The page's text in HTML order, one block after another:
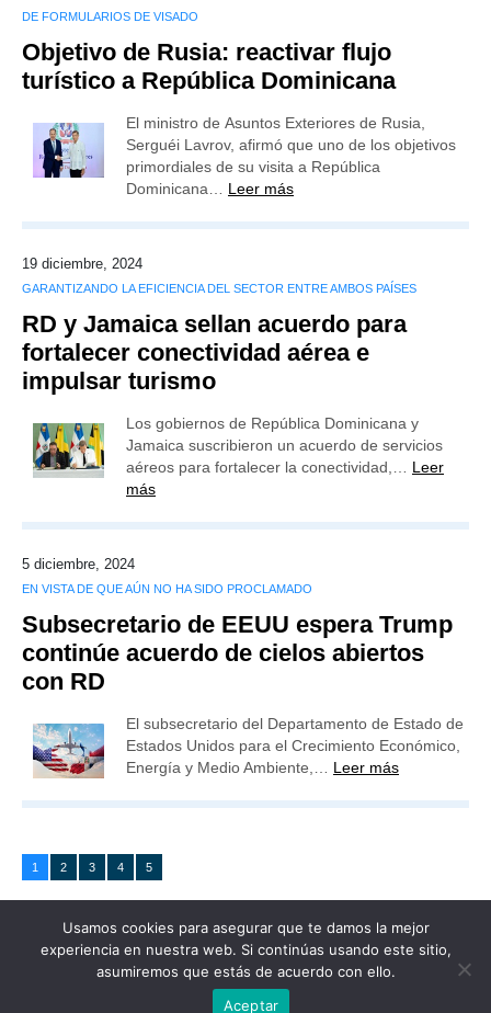
DE FORMULARIOS DE VISADO
Objetivo de Rusia: reactivar flujo
turístico a República Dominicana
El ministro de Asuntos Exteriores de Rusia,
Serguéi Lavrov, afirmó que uno de los objetivos
primordiales de su visita a República
Dominicana… Leer más
19 diciembre, 2024
GARANTIZANDO LA EFICIENCIA DEL SECTOR ENTRE AMBOS PAÍSES
RD y Jamaica sellan acuerdo para
fortalecer conectividad aérea e
impulsar turismo
Los gobiernos de República Dominicana y
Jamaica suscribieron un acuerdo de servicios
aéreos para fortalecer la conectividad,… Leer
más
5 diciembre, 2024
EN VISTA DE QUE AÚN NO HA SIDO PROCLAMADO
Subsecretario de EEUU espera Trump
continúe acuerdo de cielos abiertos
con RD
El subsecretario del Departamento de Estado de
Estados Unidos para el Crecimiento Económico,
Energía y Medio Ambiente,… Leer más
1 2 3 4 5
Usamos cookies para asegurar que te damos la mejor
experiencia en nuestra web. Si continúas usando este sitio,
asumiremos que estás de acuerdo con ello.
Aceptar
Publicidad Redacción Contacto
Todos los derechos reservados